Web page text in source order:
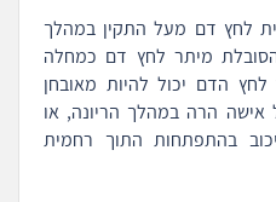
לחץ דם מעל התקין במהלך
מיתר לחץ דם כמחלה
לחץ הדם יכול להיות מאובחן
הרה במהלך הריונה, או
בהתפתחות התוך רחמית